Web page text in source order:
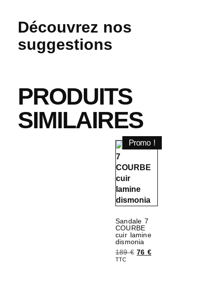
Découvrez nos
suggestions
PRODUITS
SIMILAIRES
Promo !
Sandale 7
COURBE
cuir lamine
dismonia
189€ 76 €
TTC